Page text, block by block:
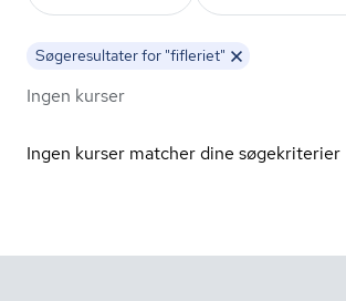
Søgeresultater for "fifleriet"
Ingen kurser
Ingen kurser matcher dine søgekriterier